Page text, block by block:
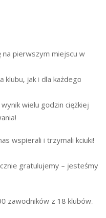
na pierwszym miejscu w
klubu, jak i dla każdego
wielu godzin ciężkiej
wspierali i trzymali kciuki!
gratulujemy – jesteśmy
zawodników z 18 klubów.